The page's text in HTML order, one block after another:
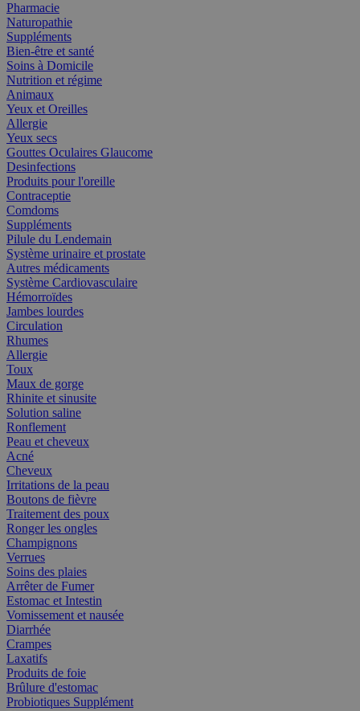
Pharmacie
Naturopathie
Suppléments
Bien-être et santé
Soins à Domicile
Nutrition et régime
Animaux
Yeux et Oreilles
Allergie
Yeux secs
Gouttes Oculaires Glaucome
Desinfections
Produits pour l'oreille
Contraceptie
Comdoms
Suppléments
Pilule du Lendemain
Système urinaire et prostate
Autres médicaments
Système Cardiovasculaire
Hémorroïdes
Jambes lourdes
Circulation
Rhumes
Allergie
Toux
Maux de gorge
Rhinite et sinusite
Solution saline
Ronflement
Peau et cheveux
Acné
Cheveux
Irritations de la peau
Boutons de fièvre
Traitement des poux
Ronger les ongles
Champignons
Verrues
Soins des plaies
Arrêter de Fumer
Estomac et Intestin
Vomissement et nausée
Diarrhée
Crampes
Laxatifs
Produits de foie
Brûlure d'estomac
Probiotiques Supplément